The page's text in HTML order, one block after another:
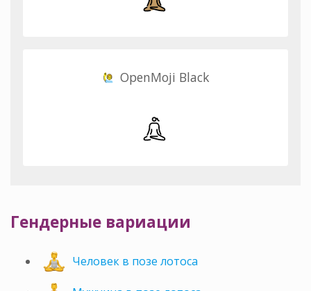
OpenMoji Black
Гендерные вариации
Человек в позе лотоса